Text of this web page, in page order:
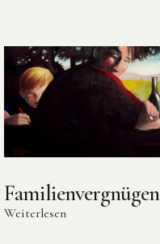
Familienvergnügen
Weiterlesen